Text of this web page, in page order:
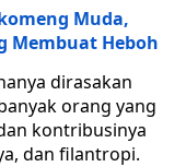
Muda,
Membuat Heboh
dirasakan
orang yang
kontribusinya
dan filantropi.